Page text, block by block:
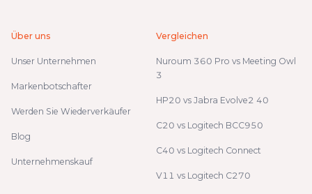
Über uns
Unser Unternehmen
Markenbotschafter
Werden Sie Wiederverkäufer
Blog
Unternehmenskauf
Vergleichen
Nuroum 360 Pro vs Meeting Owl
3
HP20 vs Jabra Evolve2 40
C20 vs Logitech BCC950
C40 vs Logitech Connect
V11 vs Logitech C270